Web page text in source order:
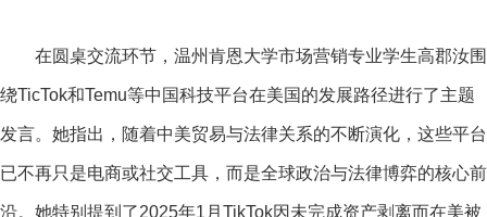
在圆桌交流环节，温州肯恩大学市场营销专业学生高郡汝围
绕TicTok和Temu等中国科技平台在美国的发展路径进行了主题
发言。她指出，随着中美贸易与法律关系的不断演化，这些平台
已不再只是电商或社交工具，而是全球政治与法律博弈的核心前
沿。她特别提到了2025年1月TikTok因未完成资产剥离而在美被